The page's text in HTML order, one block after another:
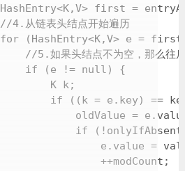
first =
结点开始遍历
e =
为空，那么往后遍历，一旦
null) {
k;
== key ||(e.hash
=
=